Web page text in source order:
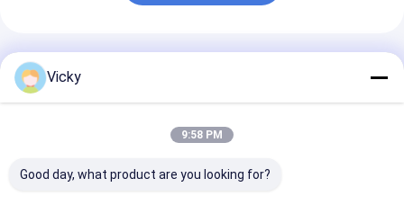
अनुशंसित उत्पाद
Vicky
9:58 PM
Good day, what product are you looking for?